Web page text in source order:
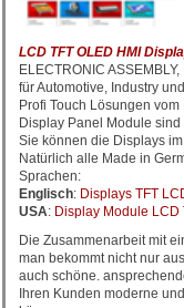
LCD TFT OLED HMI
ELECTRONIC
für Automotive, Industry
Profi Touch Lösungen
Display Panel Module
Sie können die Displays
Natürlich alle Made in
Sprachen:
Englisch: Displays TFT
USA: Display Module LCD
Die Zusammenarbeit mit
man bekommt nicht nur
auch schöne.
Ihren Kunden moderne